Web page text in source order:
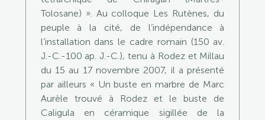
Tolosane) ». Au colloque Les Rutènes, du
peuple à la cité, de l’indépendance à
l’installation dans le cadre romain (150 av.
J.-C.-100 ap. J.-C.), tenu à Rodez et Millau
du 15 au 17 novembre 2007, il a présenté
par ailleurs « Un buste en marbre de Marc
Aurèle trouvé à Rodez et le buste de
Caligula en céramique sigillée de la